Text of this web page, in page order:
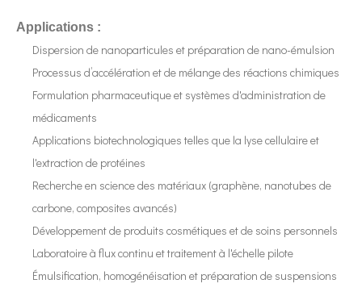
Applications :
Dispersion de nanoparticules et préparation de nano-émulsion
Processus d’accélération et de mélange des réactions chimiques
Formulation pharmaceutique et systèmes d'administration de
médicaments
Applications biotechnologiques telles que la lyse cellulaire et
l'extraction de protéines
Recherche en science des matériaux (graphène, nanotubes de
carbone, composites avancés)
Développement de produits cosmétiques et de soins personnels
Laboratoire à flux continu et traitement à l'échelle pilote
Émulsification, homogénéisation et préparation de suspensions